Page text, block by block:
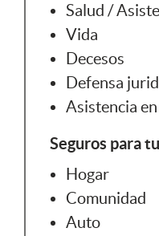
Salud /
Vida
Decesos
Defensa
Asistencia
Seguros para
Hogar
Comunidad
Auto